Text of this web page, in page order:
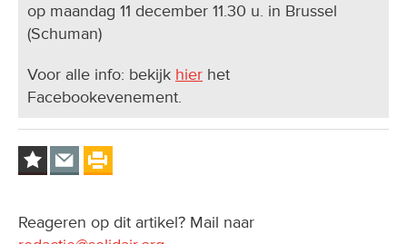
op maandag 11 december 11.30 u. in Brussel
(Schuman)
Voor alle info: bekijk hier het
Facebookevenement.
Reageren op dit artikel? Mail naar